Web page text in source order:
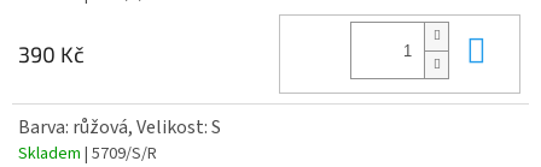
390 Kč
Barva: růžová, Velikost: S
Skladem | 5709/S/R